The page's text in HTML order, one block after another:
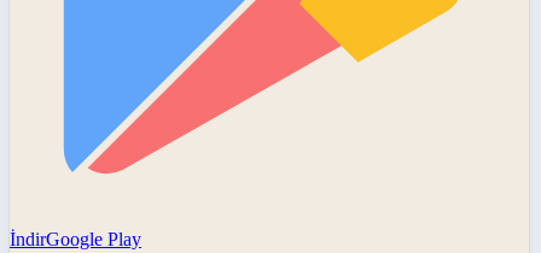
İndirGoogle Play